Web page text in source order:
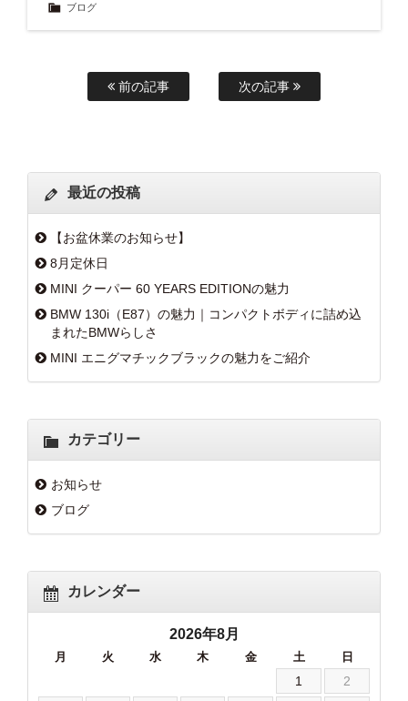
ブログ
前の記事 次の記事
最近の投稿
【お盆休業のお知らせ】
8月定休日
MINI クーパー 60 YEARS EDITIONの魅力
BMW 130i（E87）の魅力｜コンパクトボディに詰め込
まれたBMWらしさ
MINI エニグマチックブラックの魅力をご紹介
カテゴリー
お知らせ
ブログ
カレンダー
2026年8月
月 火 水 木 金 土 日
1
2